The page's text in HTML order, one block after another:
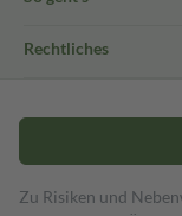
Rechtliches
Zu Risiken und